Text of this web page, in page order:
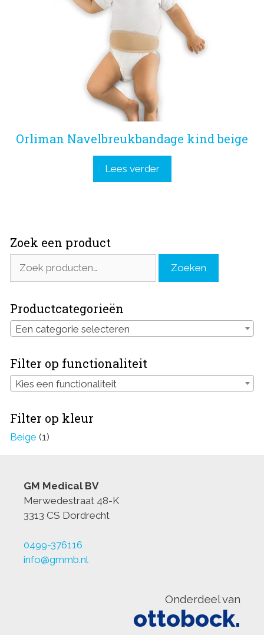
Orliman Navelbreukbandage kind beige
Lees verder
Zoek een product
naar:
Zoeken
Productcategorieën
Een categorie selecteren
Filter op functionaliteit
Kies een functionaliteit
Filter op kleur
Beige (1)
GM Medical BV
Merwedestraat 48-K
3313 CS Dordrecht
0499-376116
info@gmmb.nl
Onderdeel van
ottobock.